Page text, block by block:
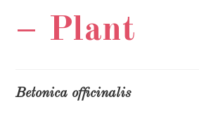
– Plant
Betonica officinalis